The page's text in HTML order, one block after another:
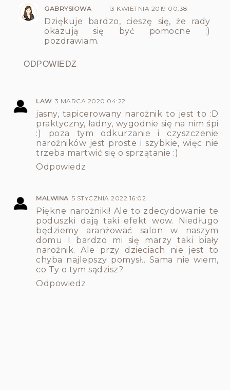
GABRYSIOWA 13 KWIETNIA 2019 00:38
Dziękuje bardzo, cieszę się, że rady
okazują się być pomocne ;)
pozdrawiam.
ODPOWIEDZ
LAW 3 MARCA 2020 04:22
jasny, tapicerowany narożnik to jest to :D
praktyczny, ładny, wygodnie się na nim śpi
:) poza tym odkurzanie i czyszczenie
narożników jest proste i szybkie, więc nie
trzeba martwić się o sprzątanie :)
Odpowiedz
MALWINA 5 STYCZNIA 2022 16:02
Piękne narożniki! Ale to zdecydowanie te
poduszki dają taki efekt wow. Niedługo
będziemy aranżować salon w naszym
domu I bardzo mi się marzy taki biały
narożnik. Ale przy dzieciach nie jest to
chyba najlepszy pomysł.. Sama nie wiem,
co Ty o tym sądzisz?
Odpowiedz